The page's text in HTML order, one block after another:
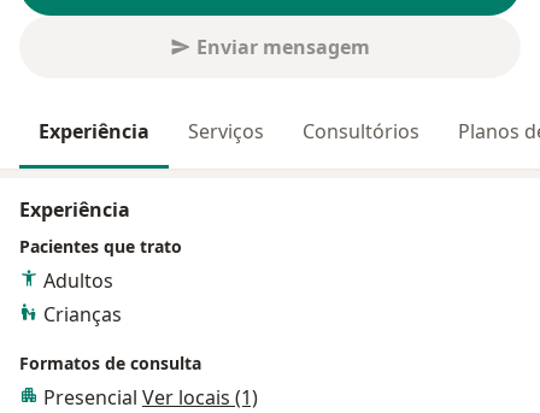
Enviar mensagem
Experiência Serviços Consultórios Planos
Experiência
Pacientes que trato
Adultos
Crianças
Formatos de consulta
Presencial Ver locais (1)